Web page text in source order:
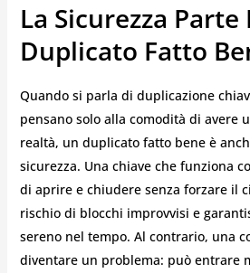
La Sicurezza Parte
Duplicato Fatto
Quando si parla di duplicazione
pensano solo alla comodità di avere
realtà, un duplicato fatto bene è
sicurezza. Una chiave che funziona
di aprire e chiudere senza forzare il
rischio di blocchi improvvisi e
sereno nel tempo. Al contrario, una
diventare un problema: può entrare